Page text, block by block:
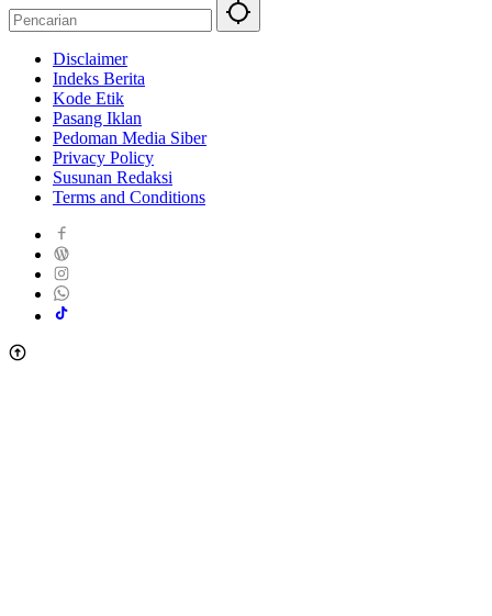
Disclaimer
Indeks Berita
Kode Etik
Pasang Iklan
Pedoman Media Siber
Privacy Policy
Susunan Redaksi
Terms and Conditions